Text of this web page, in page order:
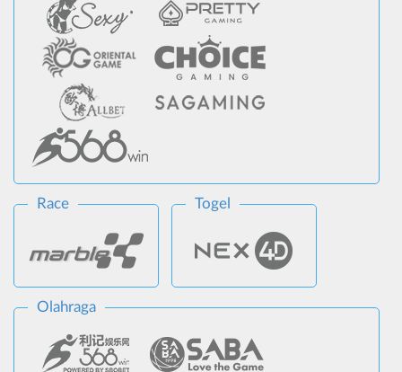
Race Togel
Olahraga